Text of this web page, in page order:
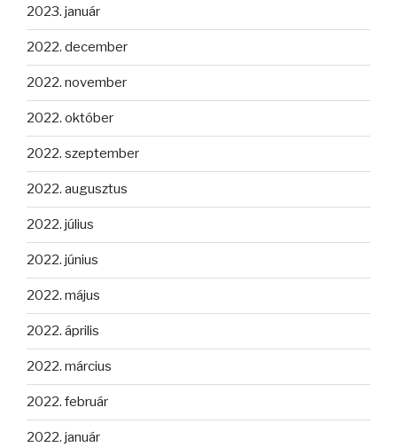
2023. január
2022. december
2022. november
2022. október
2022. szeptember
2022. augusztus
2022. július
2022. június
2022. május
2022. április
2022. március
2022. február
2022. január